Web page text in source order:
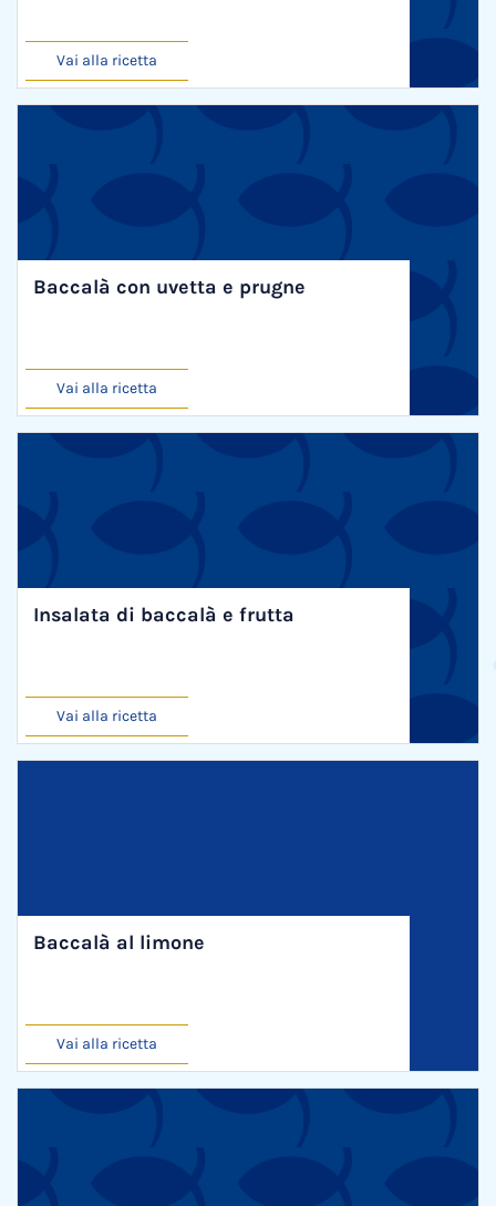
Vai alla ricetta
Baccalà con uvetta e prugne
Vai alla ricetta
Insalata di baccalà e frutta
Vai alla ricetta
Baccalà al limone
Vai alla ricetta